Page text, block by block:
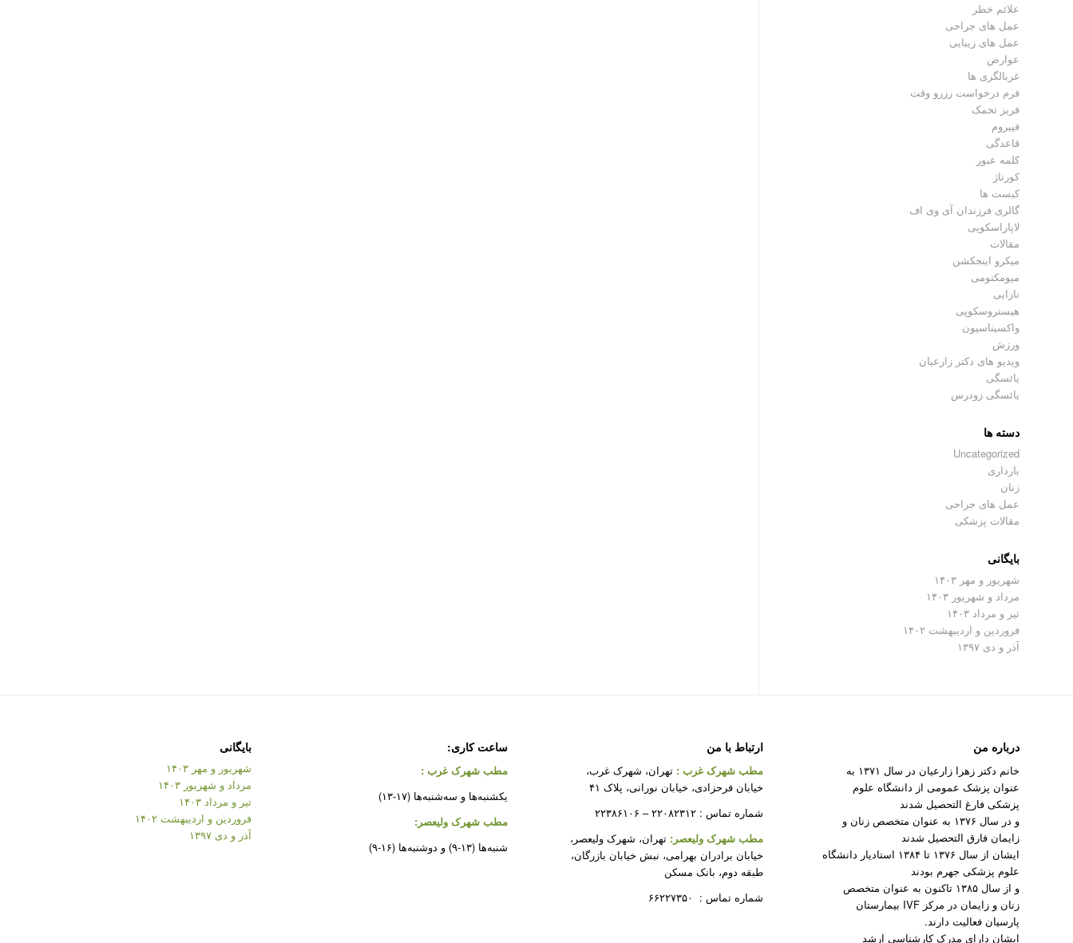
علائم خطر
عمل های جراحی
عمل های زیبایی
عوارض
غربالگری ها
فرم درخواست رزرو وقت
فریز تخمک
فیبروم
قاعدگی
کلمه عبور
کورتاژ
کیست ها
گالری فرزندان آی وی اف
لاپاراسکوپی
مقالات
میکرو اینجکشن
میومکتومی
نازایی
هیستروسکوپی
واکسیناسیون
ورزش
ویدیو های دکتر زارعیان
یائسگی
یائسگی زودرس
دسته ها
Uncategorized
بارداری
زنان
عمل های جراحی
مقالات پزشکی
بایگانی
شهریور و مهر ۱۴۰۳
مرداد و شهریور ۱۴۰۳
تیر و مرداد ۱۴۰۳
فروردین و اردیبهشت ۱۴۰۲
آذر و دی ۱۳۹۷
درباره من
خانم دکتر زهرا زارعیان در سال ۱۳۷۱ به
عنوان پزشک عمومی از دانشگاه علوم
پزشکی فارغ التحصیل شدند
و در سال ۱۳۷۶ به عنوان متخصص زنان و
زایمان فارق التحصیل شدند
ایشان از سال ۱۳۷۶ تا ۱۳۸۴ استادیار دانشگاه
علوم پزشکی جهرم بودند
و از سال ۱۳۸۵ تاکنون به عنوان متخصص
زنان و زایمان در مرکز IVF بیمارستان
پارسیان فعالیت دارند.
ایشان دارای مدرک کارشناسی ارشد
ارتباط با من
مطب شهرک غرب : تهران، شهرک غرب،
خیابان فرحزادی، خیابان نورانی، پلاک ۴۱
شماره تماس : ۲۲۰۸۲۳۱۲ – ۲۲۳۸۶۱۰۶
مطب شهرک ولیعصر: تهران، شهرک ولیعصر،
خیابان برادران بهرامی، نبش خیابان بازرگان،
طبقه دوم، بانک مسکن
شماره تماس : ۶۶۲۲۷۳۵۰
ساعت کاری:
مطب شهرک غرب :
یکشنبه‌ها و سه‌شنبه‌ها (۱۷-۱۳)
مطب شهرک ولیعصر:
شنبه‌ها (۱۳-۹) و دوشنبه‌ها (۱۶-۹)
بایگانی
شهریور و مهر ۱۴۰۳
مرداد و شهریور ۱۴۰۳
تیر و مرداد ۱۴۰۳
فروردین و اردیبهشت ۱۴۰۲
آذر و دی ۱۳۹۷